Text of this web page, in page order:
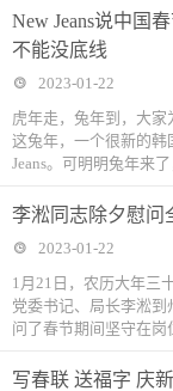
New Jeans说中国
不能没底线
2023-01-22
虎年走，兔年到，大家
这兔年，一个很新的韩
Jeans。可明明兔年来
李淞同志除夕慰问
2023-01-22
1月21日，农历大年三
党委书记、局长李淞
问了春节期间坚守在岗
写春联 送福字 庆